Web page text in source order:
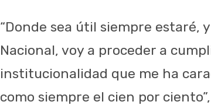
“Donde sea útil siempre estaré,
Nacional, voy a proceder a
institucionalidad que me ha
como siempre el cien por